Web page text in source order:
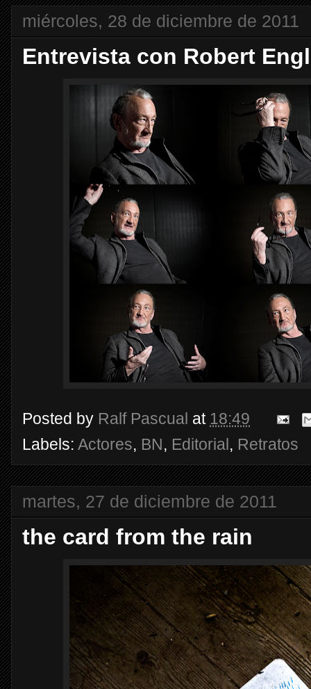
miércoles, 28 de diciembre de 2011
Entrevista con Robert
Posted by Ralf Pascual at 18:49
Labels: Actores, BN, Editorial, Retratos
martes, 27 de diciembre de 2011
the card from the rain